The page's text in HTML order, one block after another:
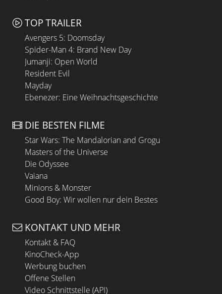
TOP TRAILER
Avengers 5: Doomsday
Spider-Man 4: Brand New Day
Jumanji: Open World
Resident Evil
Mayday
Ebenezer: Eine Weihnachtsgeschichte
DIE BESTEN FILME
Star Wars: The Mandalorian and Grogu
Masters of the Universe
Die Odyssee
Vaiana
Minions & Monster
Good Boy: Wir wollen nur dein Bestes
KONTAKT UND MEHR
Kontakt & FAQ
KinoCheck-App
Werbung buchen
Offene Stellen
Video Schnittstelle (API)